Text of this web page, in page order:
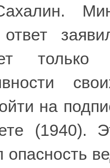
на
(1940).
опасность